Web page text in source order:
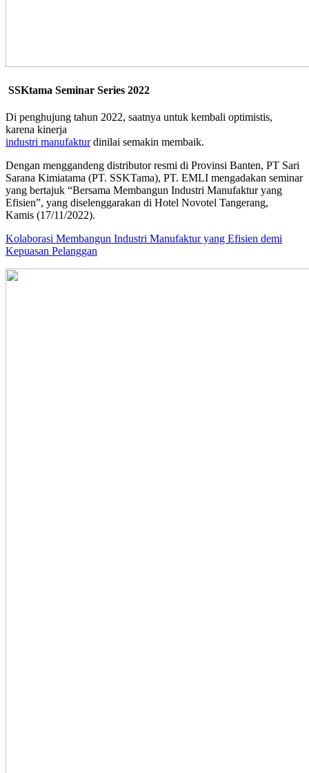
SSKtama Seminar Series 2022
Di penghujung tahun 2022, saatnya untuk kembali optimistis,
karena kinerja
industri manufakturdinilai semakin membaik.
Dengan menggandeng distributor resmi di Provinsi Banten, PT Sari
Sarana Kimiatama (PT. SSKTama), PT. EMLI mengadakan seminar
yang bertajuk “Bersama Membangun Industri Manufaktur yang
Efisien”, yang diselenggarakan di Hotel Novotel Tangerang,
Kamis (17/11/2022).
Kolaborasi Membangun Industri Manufaktur yang Efisien demi
Kepuasan Pelanggan